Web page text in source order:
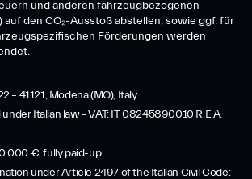
und anderen fahrzeugbezogenen
auf den CO₂-Ausstoß abstellen, sowie ggf. für
Förderungen werden
– 41121, Modena (MO), Italy
Italian law - VAT: IT 08245890010 R.E.A.
€, fully paid-up
under Article 2497 of the Italian Civil Code: